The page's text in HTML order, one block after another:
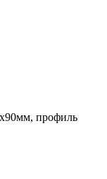
профиль